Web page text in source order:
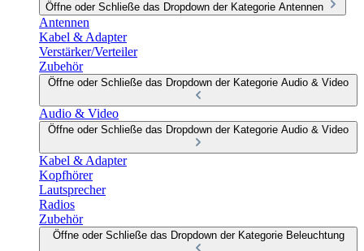
Öffne oder Schließe das Dropdown der Kategorie Antennen
Antennen
Kabel & Adapter
Verstärker/Verteiler
Zubehör
Öffne oder Schließe das Dropdown der Kategorie Audio & Video
Audio & Video
Öffne oder Schließe das Dropdown der Kategorie Audio & Video
Kabel & Adapter
Kopfhörer
Lautsprecher
Radios
Zubehör
Öffne oder Schließe das Dropdown der Kategorie Beleuchtung